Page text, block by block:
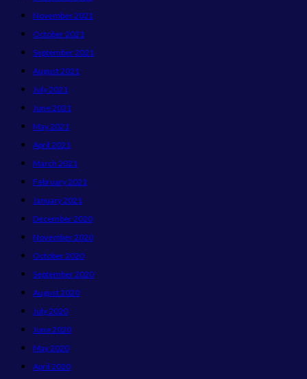
November 2021
October 2021
September 2021
August 2021
July 2021
June 2021
May 2021
April 2021
March 2021
February 2021
January 2021
December 2020
November 2020
October 2020
September 2020
August 2020
July 2020
June 2020
May 2020
April 2020